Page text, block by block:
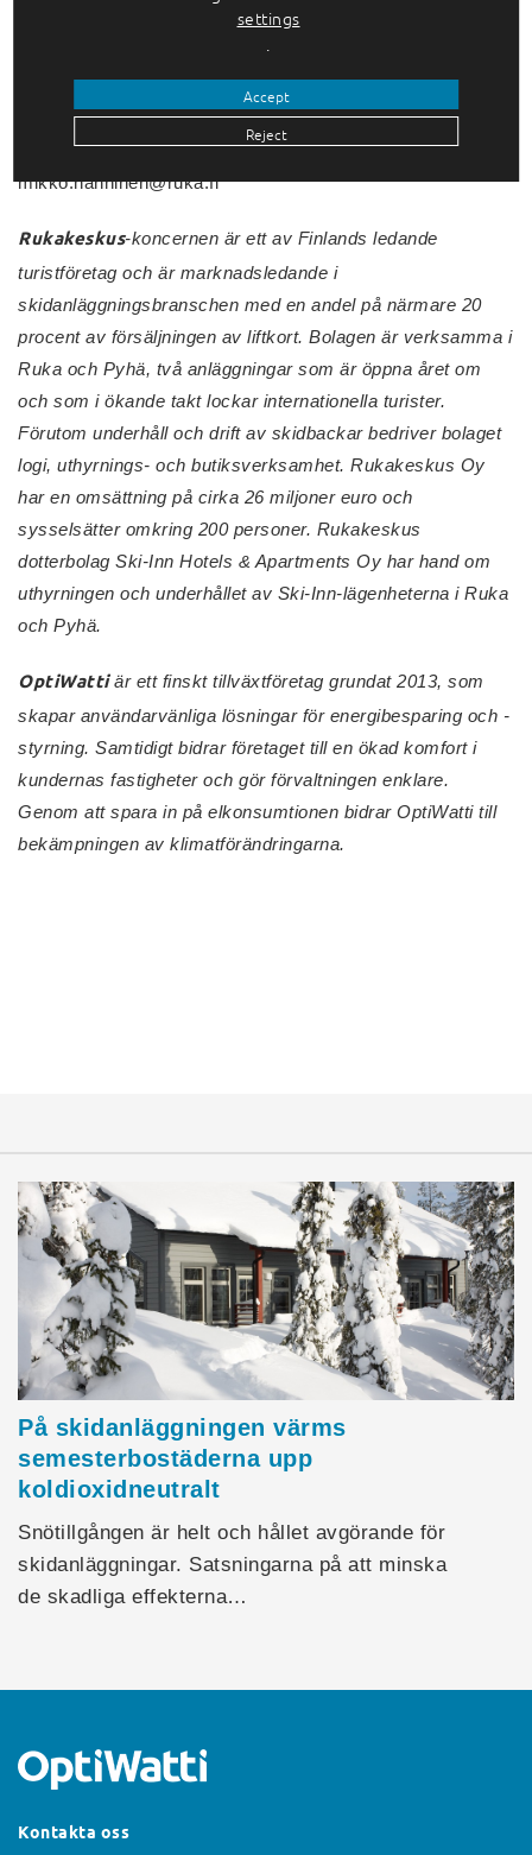
Fastighetsförvaltare
Ski-Inn Hotels&Apartments Oy / Rukakeskus Oy
Puh: 0400 62 75 75
mikko.hanninen@ruka.fi
Rukakeskus-koncernen är ett av Finlands ledande
turistföretag och är marknadsledande i
skidanläggningsbranschen med en andel på närmare 20
procent av försäljningen av liftkort. Bolagen är verksamma i
Ruka och Pyhä, två anläggningar som är öppna året om
och som i ökande takt lockar internationella turister.
Förutom underhåll och drift av skidbackar bedriver bolaget
logi, uthyrnings- och butiksverksamhet. Rukakeskus Oy
har en omsättning på cirka 26 miljoner euro och
sysselsätter omkring 200 personer. Rukakeskus
dotterbolag Ski-Inn Hotels & Apartments Oy har hand om
uthyrningen och underhållet av Ski-Inn-lägenheterna i Ruka
och Pyhä.
OptiWattiär ett finskt tillväxtföretag grundat 2013, som
skapar användarvänliga lösningar för energibesparing och -
styrning. Samtidigt bidrar företaget till en ökad komfort i
kundernas fastigheter och gör förvaltningen enklare.
Genom att spara in på elkonsumtionen bidrar OptiWatti till
bekämpningen av klimatförändringarna.
På skidanläggningen värms
semesterbostäderna upp
koldioxidneutralt
Snötillgången är helt och hållet avgörande för
skidanläggningar. Satsningarna på att minska
de skadliga effekterna…
Kontakta oss
settings
Accept
Reject